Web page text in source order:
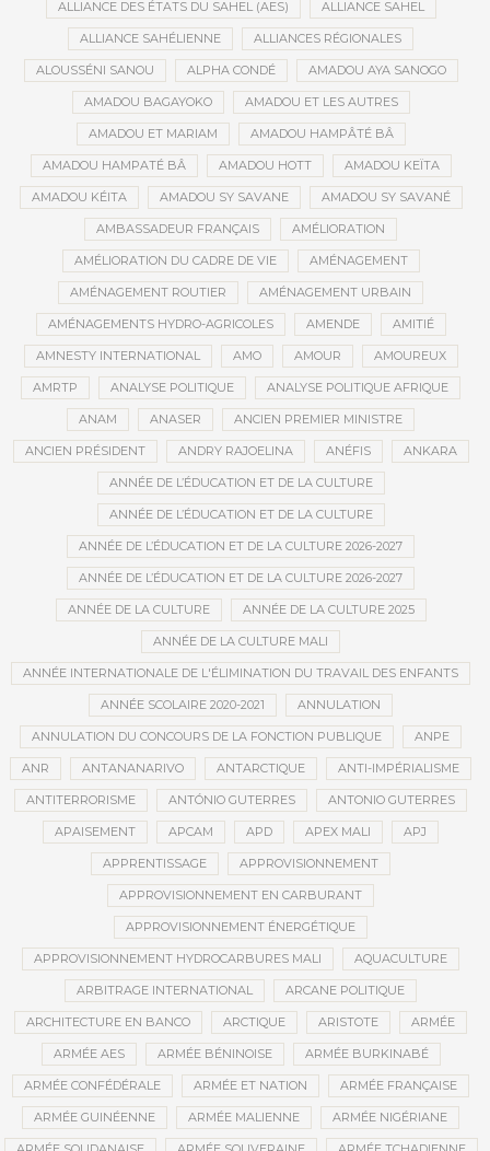
ALLIANCE DES ÉTATS DU SAHEL (AES) ALLIANCE SAHEL
ALLIANCE SAHÉLIENNE ALLIANCES RÉGIONALES
ALOUSSÉNI SANOU ALPHA CONDÉ AMADOU AYA SANOGO
AMADOU BAGAYOKO AMADOU ET LES AUTRES
AMADOU ET MARIAM AMADOU HAMPÂTÉ BÂ
AMADOU HAMPATÉ BÂ AMADOU HOTT AMADOU KEÏTA
AMADOU KÉITA AMADOU SY SAVANE AMADOU SY SAVANÉ
AMBASSADEUR FRANÇAIS AMÉLIORATION
AMÉLIORATION DU CADRE DE VIE AMÉNAGEMENT
AMÉNAGEMENT ROUTIER AMÉNAGEMENT URBAIN
AMÉNAGEMENTS HYDRO-AGRICOLES AMENDE AMITIÉ
AMNESTY INTERNATIONAL AMO AMOUR AMOUREUX
AMRTP ANALYSE POLITIQUE ANALYSE POLITIQUE AFRIQUE
ANAM ANASER ANCIEN PREMIER MINISTRE
ANCIEN PRÉSIDENT ANDRY RAJOELINA ANÉFIS ANKARA
ANNÉE DE L’ÉDUCATION ET DE LA CULTURE
ANNÉE DE L’ÉDUCATION ET DE LA CULTURE
ANNÉE DE L’ÉDUCATION ET DE LA CULTURE 2026-2027
ANNÉE DE L’ÉDUCATION ET DE LA CULTURE 2026-2027
ANNÉE DE LA CULTURE ANNÉE DE LA CULTURE 2025
ANNÉE DE LA CULTURE MALI
ANNÉE INTERNATIONALE DE L'ÉLIMINATION DU TRAVAIL DES ENFANTS
ANNÉE SCOLAIRE 2020-2021 ANNULATION
ANNULATION DU CONCOURS DE LA FONCTION PUBLIQUE ANPE
ANR ANTANANARIVO ANTARCTIQUE ANTI-IMPÉRIALISME
ANTITERRORISME ANTÓNIO GUTERRES ANTONIO GUTERRES
APAISEMENT APCAM APD APEX MALI APJ
APPRENTISSAGE APPROVISIONNEMENT
APPROVISIONNEMENT EN CARBURANT
APPROVISIONNEMENT ÉNERGÉTIQUE
APPROVISIONNEMENT HYDROCARBURES MALI AQUACULTURE
ARBITRAGE INTERNATIONAL ARCANE POLITIQUE
ARCHITECTURE EN BANCO ARCTIQUE ARISTOTE ARMÉE
ARMÉE AES ARMÉE BÉNINOISE ARMÉE BURKINABÉ
ARMÉE CONFÉDÉRALE ARMÉE ET NATION ARMÉE FRANÇAISE
ARMÉE GUINÉENNE ARMÉE MALIENNE ARMÉE NIGÉRIANE